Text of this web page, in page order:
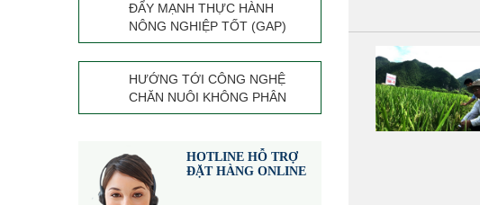
ĐẨY MẠNH THỰC HÀNH
NÔNG NGHIỆP TỐT (GAP)
HƯỚNG TỚI CÔNG NGHỆ
CHĂN NUÔI KHÔNG PHÂN
HOTLINE HỖ TRỢ
ĐẶT HÀNG ONLINE